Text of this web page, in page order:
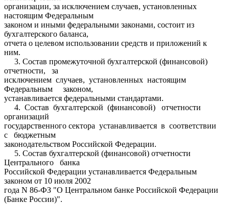
организации, за исключением случаев, установленных
настоящим Федеральным
законом и иными федеральными законами, состоит из
бухгалтерского баланса,
отчета о целевом использовании средств и приложений к
ним.
3. Состав промежуточной бухгалтерской (финансовой)
отчетности, за
исключением случаев, установленных настоящим
Федеральным законом,
устанавливается федеральными стандартами.
4. Состав бухгалтерской (финансовой) отчетности
организаций
государственного сектора устанавливается в соответствии
с бюджетным
законодательством Российской Федерации.
5. Состав бухгалтерской (финансовой) отчетности
Центрального банка
Российской Федерации устанавливается Федеральным
законом от 10 июля 2002
года N 86-ФЗ "О Центральном банке Российской Федерации
(Банке России)".